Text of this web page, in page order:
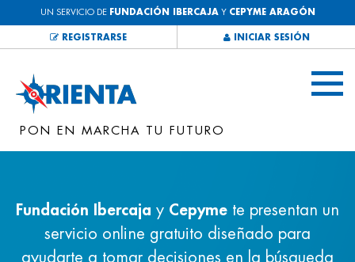
UN SERVICIO DE FUNDACIÓN IBERCAJAY CEPYME ARAGÓN
REGISTRARSE INICIAR SESIÓN
PON EN MARCHA TU FUTURO
Fundación Ibercaja y Cepyme te presentan un
servicio online gratuito diseñado para
ayudarte a tomar decisiones en la búsqueda